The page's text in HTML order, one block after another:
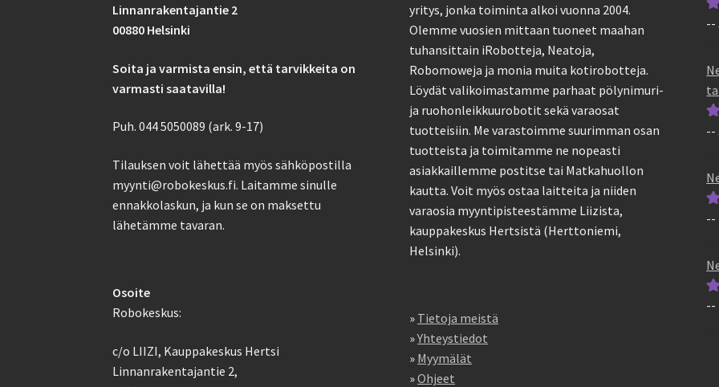
Linnanrakentajantie 2
00880 Helsinki
Soita ja varmista ensin, että tarvikkeita on
varmasti saatavilla!
Puh. 044 5050089 (ark. 9-17)
Tilauksen voit lähettää myös sähköpostilla
myynti@robokeskus.fi. Laitamme sinulle
ennakkolaskun, ja kun se on maksettu
lähetämme tavaran.
Osoite
Robokeskus:
c/o LIIZI, Kauppakeskus Hertsi
Linnanrakentajantie 2,
yritys, jonka toiminta alkoi vuonna 2004.
Olemme vuosien mittaan tuoneet maahan
tuhansittain iRobotteja, Neatoja,
Robomoweja ja monia muita kotirobotteja.
Löydät valikoimastamme parhaat pölynimuri-
ja ruohonleikkuurobotit sekä varaosat
tuotteisiin. Me varastoimme suurimman osan
tuotteista ja toimitamme ne nopeasti
asiakkaillemme postitse tai Matkahuollon
kautta. Voit myös ostaa laitteita ja niiden
varaosia myyntipisteestämme Liizista,
kauppakeskus Hertsistä (Herttoniemi,
Helsinki).
» Tietoja meistä
»Yhteystiedot
» Myymälät
»Ohjeet
--
--
--
--